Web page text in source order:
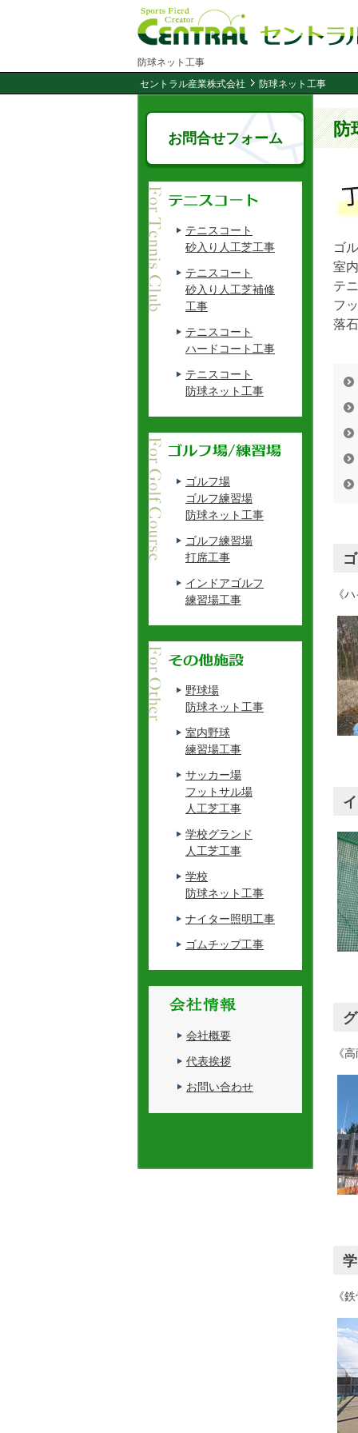
防球ネット工事
セントラル産業株式会社
防球ネット工事
防
ゴ
室
テ
フ
落
《
《
《
お問合せフォーム
テニスコート
砂入り人工芝工事
テニスコート
砂入り人工芝補修
工事
テニスコート
ハードコート工事
テニスコート
防球ネット工事
ゴルフ場
ゴルフ練習場
防球ネット工事
ゴルフ練習場
打席工事
インドアゴルフ
練習場工事
野球場
防球ネット工事
室内野球
練習場工事
サッカー場
フットサル場
人工芝工事
学校グランド
人工芝工事
学校
防球ネット工事
ナイター照明工事
ゴムチップ工事
会社概要
代表挨拶
お問い合わせ